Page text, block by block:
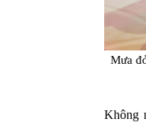
Mưa
Không